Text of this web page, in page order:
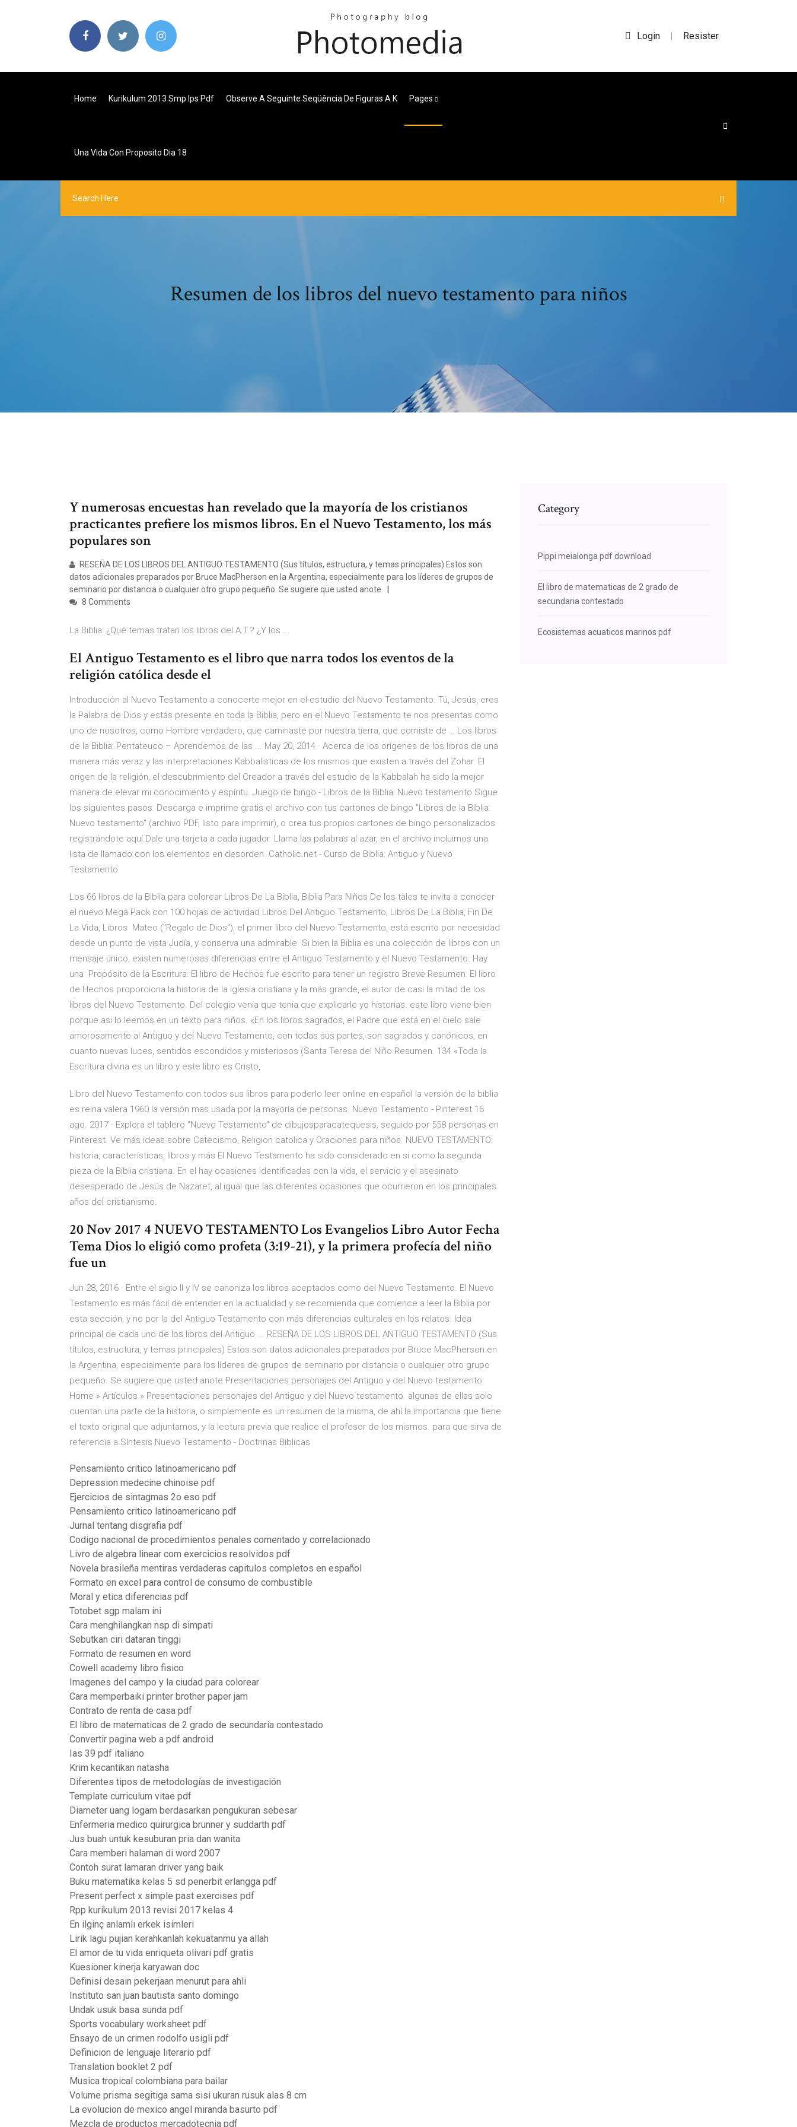
Login | Resister
Home Kurikulum 2013 Smp Ips Pdf Observe A Seguinte Seqüência De Figuras A K Pages
Una Vida Con Proposito Dia 18
Resumen de los libros del nuevo testamento para niños
Y numerosas encuestas han revelado que la mayoría de los cristianos
practicantes prefiere los mismos libros. En el Nuevo Testamento, los más
populares son
RESEÑA DE LOS LIBROS DEL ANTIGUO TESTAMENTO (Sus títulos, estructura, y temas principales) Estos son
datos adicionales preparados por Bruce MacPherson en la Argentina, especialmente para los líderes de grupos de
seminario por distancia o cualquier otro grupo pequeño. Se sugiere que usted anote
8 Comments
La Biblia: ¿Qué temas tratan los libros del A.T.? ¿Y los ...
El Antiguo Testamento es el libro que narra todos los eventos de la
religión católica desde el
Introducción al Nuevo Testamento a conocerte mejor en el estudio del Nuevo Testamento. Tú, Jesús, eres
la Palabra de Dios y estás presente en toda la Biblia, pero en el Nuevo Testamento te nos presentas como
uno de nosotros, como Hombre verdadero, que caminaste por nuestra tierra, que comiste de … Los libros
de la Biblia: Pentateuco – Aprendemos de las ... May 20, 2014 · Acerca de los orígenes de los libros de una
manera más veraz y las interpretaciones Kabbalisticas de los mismos que existen a través del Zohar. El
origen de la religión, el descubrimiento del Creador a través del estudio de la Kabbalah ha sido la mejor
manera de elevar mi conocimiento y espíritu. Juego de bingo - Libros de la Biblia: Nuevo testamento Sigue
los siguientes pasos: Descarga e imprime gratis el archivo con tus cartones de bingo "Libros de la Biblia:
Nuevo testamento" (archivo PDF, listo para imprimir), o crea tus propios cartones de bingo personalizados
registrándote aquí.Dale una tarjeta a cada jugador. Llama las palabras al azar, en el archivo incluimos una
lista de llamado con los elementos en desorden. Catholic.net - Curso de Biblia: Antiguo y Nuevo
Testamento
Los 66 libros de la Biblia para colorear Libros De La Biblia, Biblia Para Niños De los tales te invita a conocer
el nuevo Mega Pack con 100 hojas de actividad Libros Del Antiguo Testamento, Libros De La Biblia, Fin De
La Vida, Libros Mateo ("Regalo de Dios"), el primer libro del Nuevo Testamento, está escrito por necesidad
desde un punto de vista Judía, y conserva una admirable Si bien la Biblia es una colección de libros con un
mensaje único, existen numerosas diferencias entre el Antiguo Testamento y el Nuevo Testamento. Hay
una Propósito de la Escritura: El libro de Hechos fue escrito para tener un registro Breve Resumen: El libro
de Hechos proporciona la historia de la iglesia cristiana y la más grande, el autor de casi la mitad de los
libros del Nuevo Testamento. Del colegio venia que tenia que explicarle yo historias. este libro viene bien
porque asi lo leemos en un texto para niños. «En los libros sagrados, el Padre que está en el cielo sale
amorosamente al Antiguo y del Nuevo Testamento, con todas sus partes, son sagrados y canónicos, en
cuanto nuevas luces, sentidos escondidos y misteriosos (Santa Teresa del Niño Resumen. 134 «Toda la
Escritura divina es un libro y este libro es Cristo,
Libro del Nuevo Testamento con todos sus libros para poderlo leer online en español la versión de la biblia
es reina valera 1960 la versión mas usada por la mayoría de personas. Nuevo Testamento - Pinterest 16
ago. 2017 - Explora el tablero "Nuevo Testamento" de dibujosparacatequesis, seguido por 558 personas en
Pinterest. Ve más ideas sobre Catecismo, Religion catolica y Oraciones para niños. NUEVO TESTAMENTO:
historia, características, libros y más El Nuevo Testamento ha sido considerado en si como la segunda
pieza de la Biblia cristiana. En el hay ocasiones identificadas con la vida, el servicio y el asesinato
desesperado de Jesús de Nazaret, al igual que las diferentes ocasiones que ocurrieron en los principales
años del cristianismo.
20 Nov 2017 4 NUEVO TESTAMENTO Los Evangelios Libro Autor Fecha
Tema Dios lo eligió como profeta (3:19-21), y la primera profecía del niño
fue un
Jun 28, 2016 · Entre el siglo II y IV se canoniza los libros aceptados como del Nuevo Testamento. El Nuevo
Testamento es más fácil de entender en la actualidad y se recomienda que comience a leer la Biblia por
esta sección, y no por la del Antiguo Testamento con más diferencias culturales en los relatos. Idea
principal de cada uno de los libros del Antiguo ... RESEÑA DE LOS LIBROS DEL ANTIGUO TESTAMENTO (Sus
títulos, estructura, y temas principales) Estos son datos adicionales preparados por Bruce MacPherson en
la Argentina, especialmente para los líderes de grupos de seminario por distancia o cualquier otro grupo
pequeño. Se sugiere que usted anote Presentaciones personajes del Antiguo y del Nuevo testamento
Home » Artículos » Presentaciones personajes del Antiguo y del Nuevo testamento. algunas de ellas solo
cuentan una parte de la historia, o simplemente es un resumen de la misma, de ahí la importancia que tiene
el texto original que adjuntamos, y la lectura previa que realice el profesor de los mismos. para que sirva de
referencia a Síntesis Nuevo Testamento - Doctrinas Bíblicas
Pensamiento critico latinoamericano pdf
Depression medecine chinoise pdf
Ejercicios de sintagmas 2o eso pdf
Pensamiento critico latinoamericano pdf
Jurnal tentang disgrafia pdf
Codigo nacional de procedimientos penales comentado y correlacionado
Livro de algebra linear com exercicios resolvidos pdf
Novela brasileña mentiras verdaderas capitulos completos en español
Formato en excel para control de consumo de combustible
Moral y etica diferencias pdf
Totobet sgp malam ini
Cara menghilangkan nsp di simpati
Sebutkan ciri dataran tinggi
Formato de resumen en word
Cowell academy libro fisico
Imagenes del campo y la ciudad para colorear
Cara memperbaiki printer brother paper jam
Contrato de renta de casa pdf
El libro de matematicas de 2 grado de secundaria contestado
Convertir pagina web a pdf android
Ias 39 pdf italiano
Krim kecantikan natasha
Diferentes tipos de metodologías de investigación
Template curriculum vitae pdf
Diameter uang logam berdasarkan pengukuran sebesar
Enfermeria medico quirurgica brunner y suddarth pdf
Jus buah untuk kesuburan pria dan wanita
Cara memberi halaman di word 2007
Contoh surat lamaran driver yang baik
Buku matematika kelas 5 sd penerbit erlangga pdf
Present perfect x simple past exercises pdf
Rpp kurikulum 2013 revisi 2017 kelas 4
En ilginç anlamlı erkek isimleri
Lirik lagu pujian kerahkanlah kekuatanmu ya allah
El amor de tu vida enriqueta olivari pdf gratis
Kuesioner kinerja karyawan doc
Definisi desain pekerjaan menurut para ahli
Instituto san juan bautista santo domingo
Undak usuk basa sunda pdf
Sports vocabulary worksheet pdf
Ensayo de un crimen rodolfo usigli pdf
Definicion de lenguaje literario pdf
Translation booklet 2 pdf
Musica tropical colombiana para bailar
Volume prisma segitiga sama sisi ukuran rusuk alas 8 cm
La evolucion de mexico angel miranda basurto pdf
Mezcla de productos mercadotecnia pdf
Category
Pippi meialonga pdf download
El libro de matematicas de 2 grado de
secundaria contestado
Ecosistemas acuaticos marinos pdf